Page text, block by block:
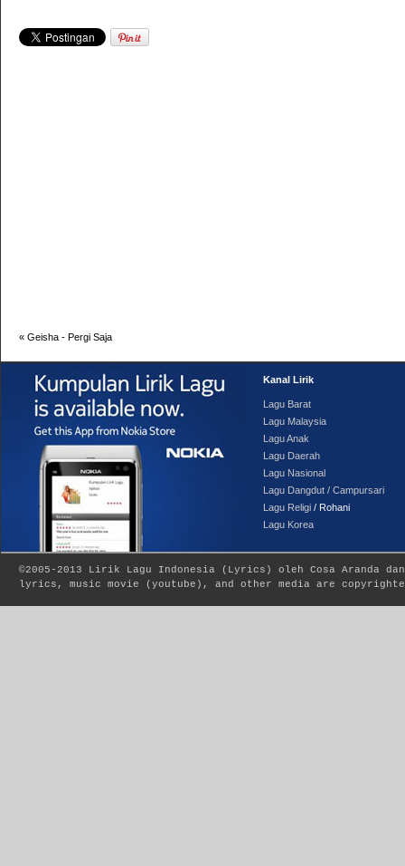
« Geisha - Pergi Saja
Kanal Lirik
Lagu Barat
Lagu Malaysia
Lagu Anak
Lagu Daerah
Lagu Nasional
Lagu Dangdut / Campursari
Lagu Religi / Rohani
Lagu Korea
©2005-2013 Lirik Lagu Indonesia ( Lyrics ) oleh Cosa Aranda
lyrics, music movie (youtube), and other media are